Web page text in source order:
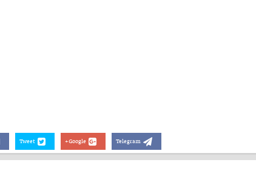
Tweet Google+ Telegram